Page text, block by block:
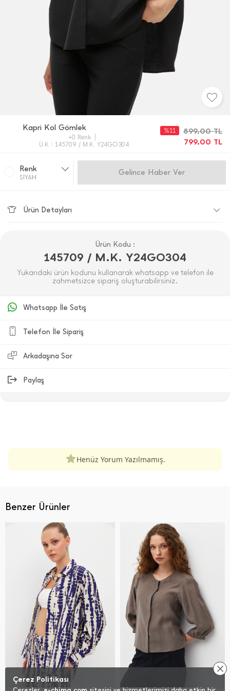
Kapri Kol Gömlek
+0 Renk
Ü.K : 145709 / M.K. Y24GO304
899,00TL
799,00 TL
%11
Renk
SİYAH
Gelince Haber Ver
Ürün Detayları
Ürün Kodu :
145709 / M.K. Y24GO304
Yukarıdaki ürün kodunu kullanarak whatsapp ve telefon ile
zahmetsizce sipariş oluşturabilirsiniz.
Whatsapp İle Satış
Telefon İle Sipariş
Arkadaşına Sor
Paylaş
Henüz Yorum Yazılmamış.
Benzer Ürünler
Çerez Politikası